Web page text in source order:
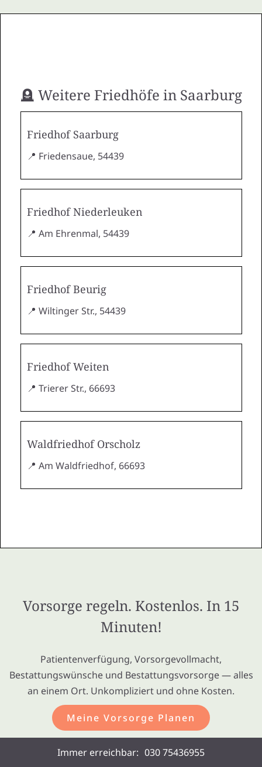
🪦 Weitere Friedhöfe in Saarburg
Friedhof Saarburg
📍 Friedensaue, 54439
Friedhof Niederleuken
📍 Am Ehrenmal, 54439
Friedhof Beurig
📍 Wiltinger Str., 54439
Friedhof Weiten
📍 Trierer Str., 66693
Waldfriedhof Orscholz
📍 Am Waldfriedhof, 66693
Vorsorge regeln. Kostenlos. In 15
Minuten!
Patientenverfügung, Vorsorgevollmacht,
Bestattungswünsche und Bestattungsvorsorge — alles
an einem Ort. Unkompliziert und ohne Kosten.
Meine Vorsorge Planen
Keine versteckten Kosten. Keine Werbung. Ihre Daten bleiben in der EU.
Immer erreichbar: 030 75436955